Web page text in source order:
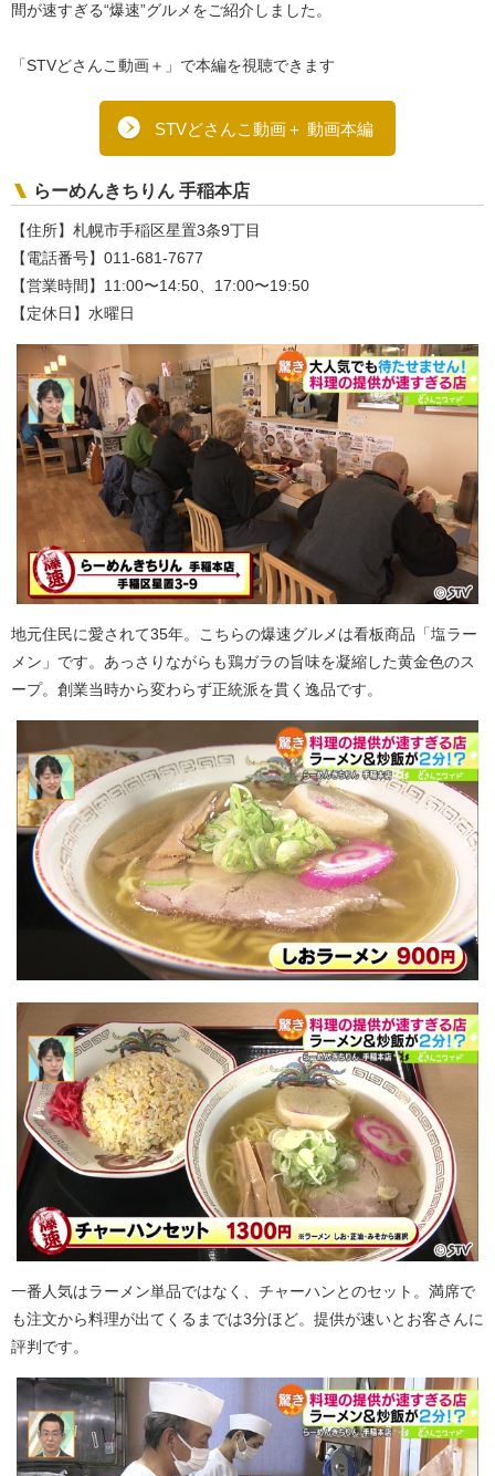
間が速すぎる“爆速”グルメをご紹介しました。
「STVどさんこ動画＋」で本編を視聴できます
STVどさんこ動画＋ 動画本編
らーめんきちりん 手稲本店
【住所】札幌市手稲区星置3条9丁目
【電話番号】011-681-7677
【営業時間】11:00〜14:50、17:00〜19:50
【定休日】水曜日
地元住民に愛されて35年。こちらの爆速グルメは看板商品「塩ラー
メン」です。あっさりながらも鶏ガラの旨味を凝縮した黄金色のス
ープ。創業当時から変わらず正統派を貫く逸品です。
一番人気はラーメン単品ではなく、チャーハンとのセット。満席で
も注文から料理が出てくるまでは3分ほど。提供が速いとお客さんに
評判です。